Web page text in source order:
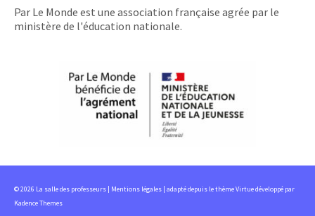
Par Le Monde est une association française agrée par le
ministère de l'éducation nationale.
© 2026 La salle des professeurs | Mentions légales | adapté depuis le thème Virtue développé par
Kadence Themes